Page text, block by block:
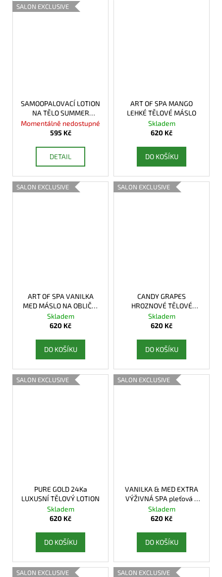
SALON EXCLUSIVE
SAMOOPALOVACÍ LOTION
NA TĚLO SUMMER
AFFAIR STRONG
Momentálně nedostupné
595 Kč
DETAIL
ART OF SPA MANGO
LEHKÉ TĚLOVÉ MÁSLO
Skladem
620 Kč
DO KOŠÍKU
SALON EXCLUSIVE
ART OF SPA VANILKA
MED MÁSLO NA OBLIČEJ
& TĚLO
Skladem
620 Kč
DO KOŠÍKU
SALON EXCLUSIVE
CANDY GRAPES
HROZNOVÉ TĚLOVÉ
MÁSLO
Skladem
620 Kč
DO KOŠÍKU
SALON EXCLUSIVE
PURE GOLD 24Ka
LUXUSNÍ TĚLOVÝ LOTION
Skladem
620 Kč
DO KOŠÍKU
SALON EXCLUSIVE
VANILKA & MED EXTRA
VÝŽIVNÁ SPA pleťová a
tělová maska
Skladem
620 Kč
DO KOŠÍKU
SALON EXCLUSIVE SALON EXCLUSIVE